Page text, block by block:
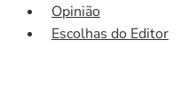
Opinião
Escolhas do Editor